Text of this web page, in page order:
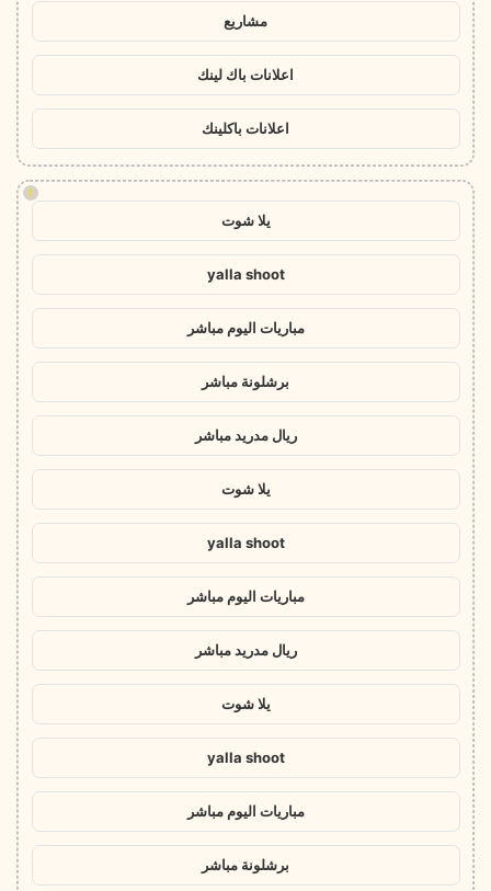
مشاريع
اعلانات باك لينك
اعلانات باكلينك
!
يلا شوت
yalla shoot
مباريات اليوم مباشر
برشلونة مباشر
ريال مدريد مباشر
يلا شوت
yalla shoot
مباريات اليوم مباشر
ريال مدريد مباشر
يلا شوت
yalla shoot
مباريات اليوم مباشر
برشلونة مباشر